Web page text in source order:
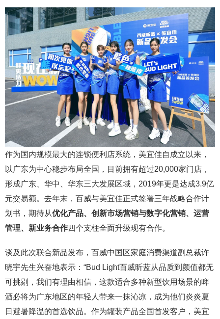
作为国内规模最大的连锁便利店系统，美宜佳自成立以来，
以广东为中心稳步布局全国，目前拥有超过20,000家门店，
形成广东、华中、华东三大发展区域，2019年更是达成3.9亿
元交易额。去年末，百威与美宜佳正式签署三年战略合作计
划书，期待从优化产品、创新市场营销与数字化营销、运营
管理、新业务合作四个支柱全面升级现有合作。
谈及此次联合新品发布，百威中国区家庭消费渠道副总裁许
晓宇先生兴奋地表示：“Bud Light百威昕蓝从品质到颜值都无
可挑剔，我们有理由相信，这款适合多种新型饮用场景的啤
酒必将为广东地区的年轻人带来一抹沁凉，成为他们炎炎夏
日避暑降温的首选饮品。作为罐装产品全国首发客户，美宜